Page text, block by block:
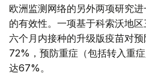
欧洲监测网络的另外两项研究
的有效性。一项基于科索沃地
六个月内接种的升级版疫苗对
72%，预防重症（包括转入重
达67%。